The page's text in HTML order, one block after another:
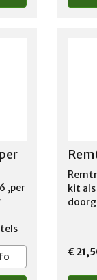
,per
kit als
€